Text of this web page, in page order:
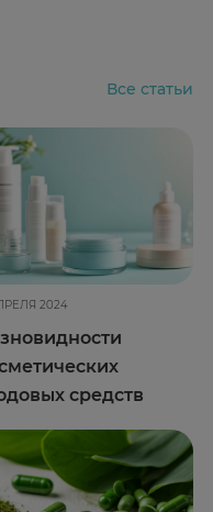
Все статьи
2024
средств